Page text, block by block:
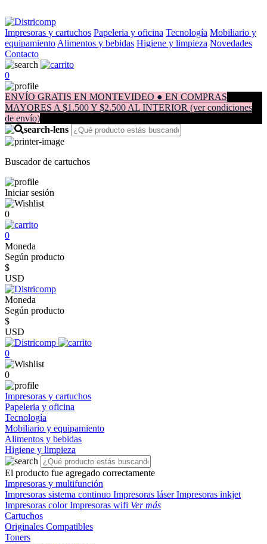
Impresoras y cartuchos Papeleria y oficina Tecnología Mobiliario y
equipamiento Alimentos y bebidas Higiene y limpieza Novedades
Contacto
0
ENVÍO GRATIS EN MONTEVIDEO ● EN COMPRAS
MAYORES A $1.500 Y $2.500 AL INTERIOR (ver condiciones
de envío)
Buscador de cartuchos
Iniciar sesión
0
0
Moneda
Según producto
$
USD
Moneda
Según producto
$
USD
0
0
Impresoras y cartuchos
Papeleria y oficina
Tecnología
Mobiliario y equipamiento
Alimentos y bebidas
Higiene y limpieza
El producto fue agregado correctamente
Impresoras y multifunción
Impresoras sistema continuo Impresoras láserImpresoras inkjet
Impresoras colorImpresoras wifi Ver más
Cartuchos
Originales Compatibles
Toners